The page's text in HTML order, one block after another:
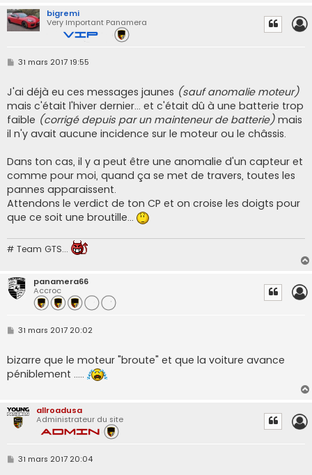
bigremi
Very Important Panamera
M
s
a
g
e
31 mars 2017 19:55
J'ai déjà eu ces messages jaunes (sauf anomalie moteur)
mais c'était l'hiver dernier... et c'était dû à une batterie trop
faible (corrigé depuis par un mainteneur de batterie) mais
il n'y avait aucune incidence sur le moteur ou le châssis.
Dans ton cas, il y a peut être une anomalie d'un capteur et
comme pour moi, quand ça se met de travers, toutes les
pannes apparaissent.
Attendons le verdict de ton CP et on croise les doigts pour
que ce soit une broutille...
# Team GTS...
panamera66
Accroc
M
s
a
g
31 mars 2017 20:02
bizarre que le moteur "broute" et que la voiture avance
péniblement .....
allroadusa
Administrateur du site
M
31 mars 2017 20:04